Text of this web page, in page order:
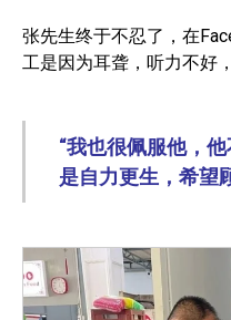
张先生终于不忍了，在
工是因为耳聋，听力不好
“我也很佩服他，
是自力更生，希望